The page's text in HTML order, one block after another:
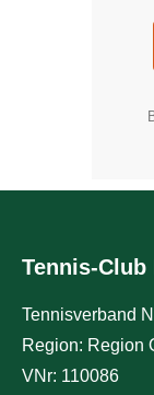
Tennis-Club
Tennisverband
Region: Region
VNr: 110086